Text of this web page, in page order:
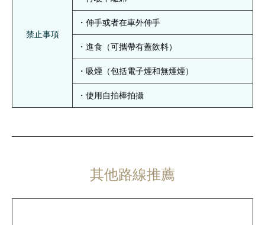
禁止事項
・伸手或者在車外伸手
・進食（可攜帶有蓋飲料）
・吸煙（包括電子煙和無煙煙）
・使用自拍棒拍攝
其他路線推薦